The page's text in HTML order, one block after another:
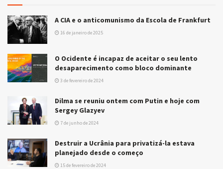
A CIA e o anticomunismo da Escola de Frankfurt
16 de janeiro de 2025
O Ocidente é incapaz de aceitar o seu lento
desaparecimento como bloco dominante
3 de fevereiro de 2024
Dilma se reuniu ontem com Putin e hoje com
Sergey Glazyev
7 de junho de 2024
Destruir a Ucrânia para privatizá-la estava
planejado desde o começo
15 de fevereiro de 2024